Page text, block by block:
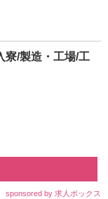
寮/製造・工場/工
sponsored by 求人ボックス